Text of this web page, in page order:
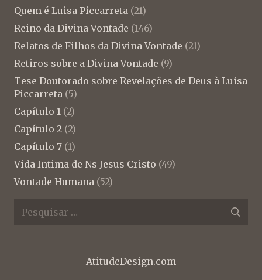
Quem é Luisa Piccarreta (21)
Reino da Divina Vontade (146)
Relatos de Filhos da Divina Vontade (21)
Retiros sobre a Divina Vontade (9)
Tese Doutorado sobre Revelações de Deus à Luisa
Piccarreta (5)
Capítulo 1 (2)
Capítulo 2 (2)
Capítulo 7 (1)
Vida Intima de Ns Jesus Cristo (49)
Vontade Humana (52)
Pesquisar
AtitudeDesign.com